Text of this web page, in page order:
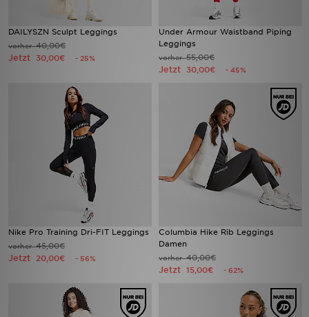
DAILYSZN Sculpt Leggings
vorher40,00€
Jetzt 30,00€ - 25%
Under Armour Waistband Piping
Leggings
vorher55,00€
Jetzt 30,00€ - 45%
Nike Pro Training Dri-FIT Leggings
vorher45,00€
Jetzt 20,00€ - 56%
Columbia Hike Rib Leggings
Damen
vorher40,00€
Jetzt 15,00€ - 62%